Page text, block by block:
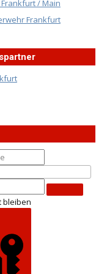
/ Main
Frankfurt
bleiben